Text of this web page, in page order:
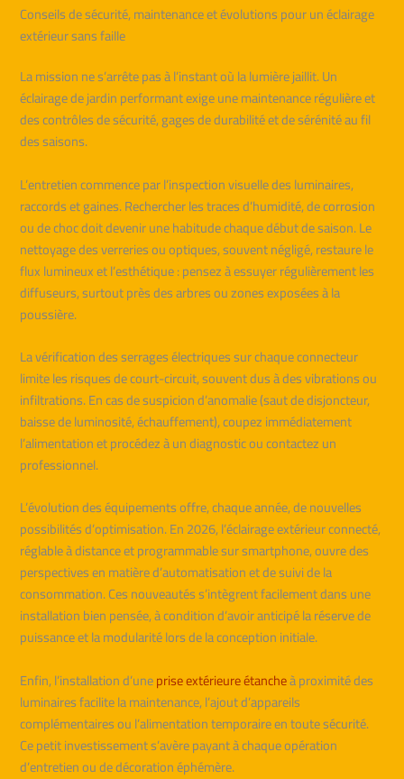
Conseils de sécurité, maintenance et évolutions pour un éclairage
extérieur sans faille
La mission ne s’arrête pas à l’instant où la lumière jaillit. Un
éclairage de jardin performant exige une maintenance régulière et
des contrôles de sécurité, gages de durabilité et de sérénité au fil
des saisons.
L’entretien commence par l’inspection visuelle des luminaires,
raccords et gaines. Rechercher les traces d’humidité, de corrosion
ou de choc doit devenir une habitude chaque début de saison. Le
nettoyage des verreries ou optiques, souvent négligé, restaure le
flux lumineux et l’esthétique : pensez à essuyer régulièrement les
diffuseurs, surtout près des arbres ou zones exposées à la
poussière.
La vérification des serrages électriques sur chaque connecteur
limite les risques de court-circuit, souvent dus à des vibrations ou
infiltrations. En cas de suspicion d’anomalie (saut de disjoncteur,
baisse de luminosité, échauffement), coupez immédiatement
l’alimentation et procédez à un diagnostic ou contactez un
professionnel.
L’évolution des équipements offre, chaque année, de nouvelles
possibilités d’optimisation. En 2026, l’éclairage extérieur connecté,
réglable à distance et programmable sur smartphone, ouvre des
perspectives en matière d’automatisation et de suivi de la
consommation. Ces nouveautés s’intègrent facilement dans une
installation bien pensée, à condition d’avoir anticipé la réserve de
puissance et la modularité lors de la conception initiale.
Enfin, l’installation d’uneprise extérieure étancheà proximité des
luminaires facilite la maintenance, l’ajout d’appareils
complémentaires ou l’alimentation temporaire en toute sécurité.
Ce petit investissement s’avère payant à chaque opération
d’entretien ou de décoration éphémère.